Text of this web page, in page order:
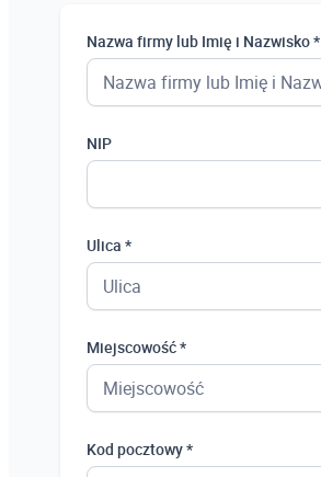
Nazwa firmy lub Imię i Nazwisko *
NIP
Ulica *
Miejscowość *
Kod pocztowy *